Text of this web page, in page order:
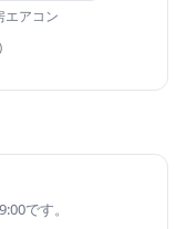
エアコン
です。